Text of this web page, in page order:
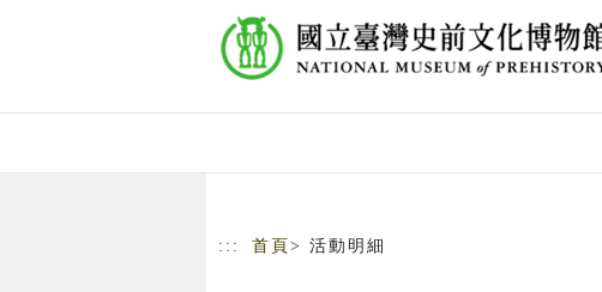
::: 首頁 > 活動明細